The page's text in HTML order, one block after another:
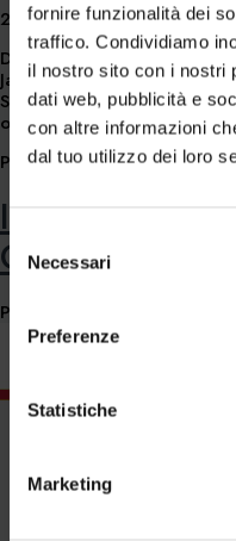
fornire funzionalità dei
traffico. Condividiamo
il nostro sito con i nostri
dati web, pubblicità e
con altre informazioni
dal tuo utilizzo dei loro
Selezione
delNecessari
Preferenze
Statistiche
Marketing
22:00 – Good Night |
Dalle 19:00 sarà servito l’
Japanese squeeze |
Sweet cocktail a base di
orientali.
Posted in Non categorizzato
Incontro con
Olmo
Posted on